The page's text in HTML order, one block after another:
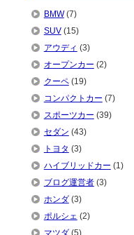
BMW(7)
SUV(15)
アウディ (3)
オープンカー (2)
クーペ(19)
コンパクトカー (7)
スポーツカー (39)
セダン (43)
トヨタ (3)
ハイブリッドカー (1)
ブログ運営者(3)
ホンダ(3)
ポルシェ (2)
マツダ(5)